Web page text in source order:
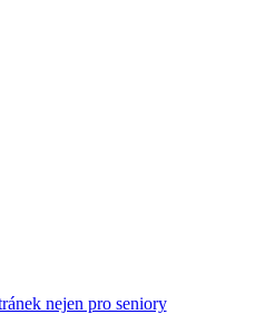
nejen pro seniory